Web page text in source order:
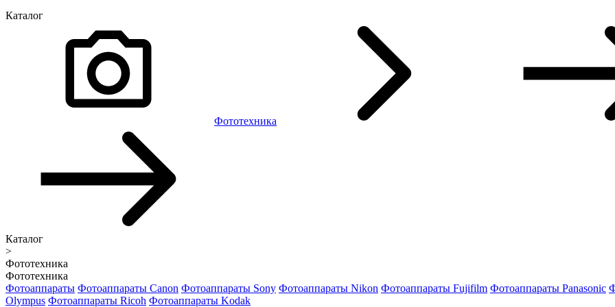
Каталог
Фототехника
Каталог
>
Фототехника
Фототехника
Фотоаппараты Фотоаппараты Canon Фотоаппараты Sony Фотоаппараты Nikon Фотоаппараты Fujifilm Фотоаппараты Panasonic
Olympus Фотоаппараты Ricoh Фотоаппараты Kodak